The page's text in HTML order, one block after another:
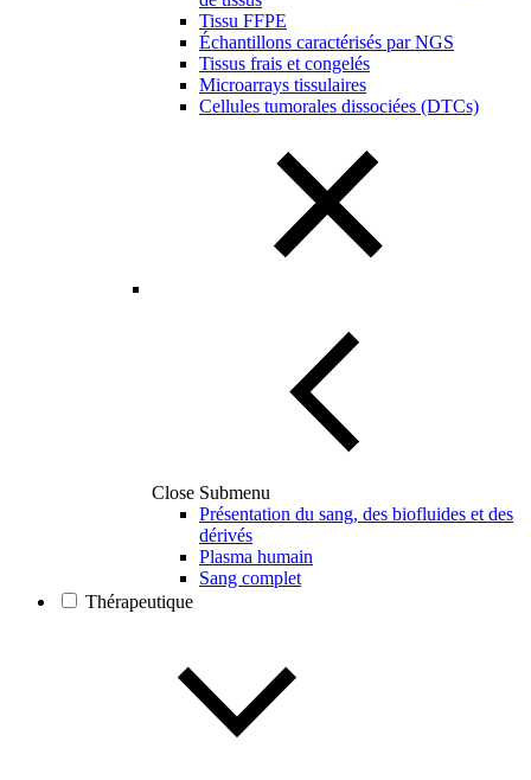
Tissu FFPE
Échantillons caractérisés par NGS
Tissus frais et congelés
Microarrays tissulaires
Cellules tumorales dissociées (DTCs)
Close Submenu
Présentation du sang, des biofluides et des
dérivés
Plasma humain
Sang complet
Thérapeutique